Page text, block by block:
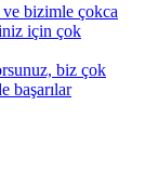
ve bizimle çokca
için çok
biz çok
başarılar